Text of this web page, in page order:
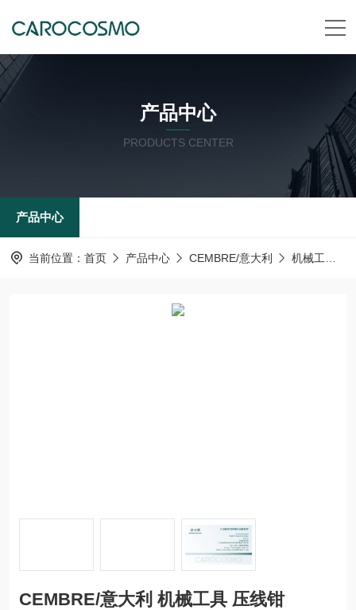
产品中心
PRODUCTS CENTER
产品中心
当前位置： 首页 产品中心 CEMBRE/意大利 机械工具
CEMBRE/意大利 机械工具 压线钳